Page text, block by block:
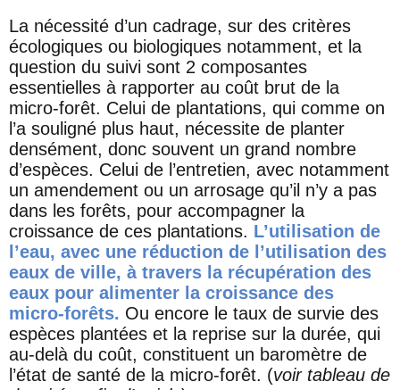
La nécessité d’un cadrage, sur des critères
écologiques ou biologiques notamment, et la
question du suivi sont 2 composantes
essentielles à rapporter au coût brut de la
micro-forêt. Celui de plantations, qui comme on
l’a souligné plus haut, nécessite de planter
densément, donc souvent un grand nombre
d’espèces. Celui de l’entretien, avec notamment
un amendement ou un arrosage qu’il n’y a pas
dans les forêts, pour accompagner la
croissance de ces plantations. L’utilisation de
l’eau, avec une réduction de l’utilisation des
eaux de ville, à travers la récupération des
eaux pour alimenter la croissance des
micro-forêts. Ou encore le taux de survie des
espèces plantées et la reprise sur la durée, qui
au-delà du coût, constituent un baromètre de
l’état de santé de la micro-forêt. (voir tableau de